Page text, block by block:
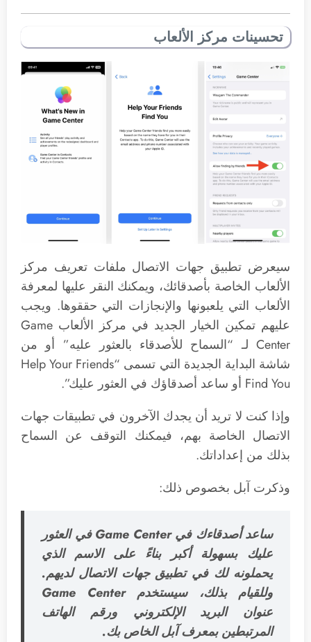
تحسينات مركز الألعاب
سيعرض تطبيق جهات الاتصال ملفات تعريف مركز
الألعاب الخاصة بأصدقائك، ويمكنك النقر عليها لمعرفة
الألعاب التي يلعبونها والإنجازات التي حققوها. ويجب
عليهم تمكين الخيار الجديد في مركز الألعاب Game
Center لـ “السماح للأصدقاء بالعثور عليه” أو من
شاشة البداية الجديدة التي تسمى “Help Your Friends
Find You أو ساعد أصدقاؤك في العثور عليك”.
وإذا كنت لا تريد أن يجدك الآخرون في تطبيقات جهات
الاتصال الخاصة بهم، فيمكنك التوقف عن السماح
بذلك من إعداداتك.
وذكرت آبل بخصوص ذلك:
ساعد أصدقاءك في Game Center في العثور
عليك بسهولة أكبر بناءً على الاسم الذي
يحملونه لك في تطبيق جهات الاتصال لديهم.
وللقيام بذلك، سيستخدم Game Center
عنوان البريد الإلكتروني ورقم الهاتف
المرتبطين بمعرف آبل الخاص بك.